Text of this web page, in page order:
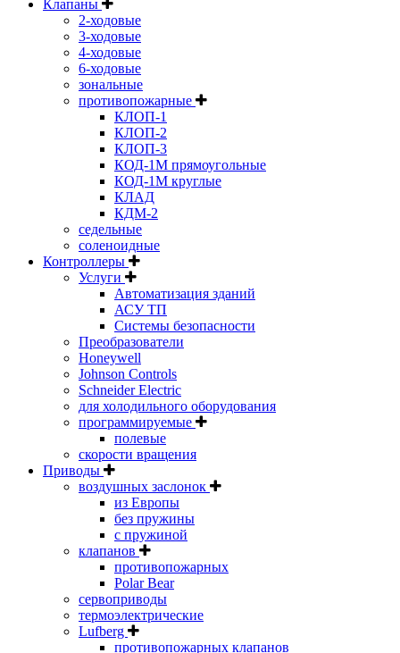
Клапаны
2-ходовые
3-ходовые
4-ходовые
6-ходовые
зональные
противопожарные
КЛОП-1
КЛОП-2
КЛОП-3
КОД-1М прямоугольные
КОД-1М круглые
КЛАД
КДМ-2
седельные
соленоидные
Контроллеры
Услуги
Автоматизация зданий
АСУ ТП
Системы безопасности
Преобразователи
Honeywell
Johnson Controls
Schneider Electric
для холодильного оборудования
программируемые
полевые
скорости вращения
Приводы
воздушных заслонок
из Европы
без пружины
с пружиной
клапанов
противопожарных
Polar Bear
сервоприводы
термоэлектрические
Lufberg
противопожарных клапанов